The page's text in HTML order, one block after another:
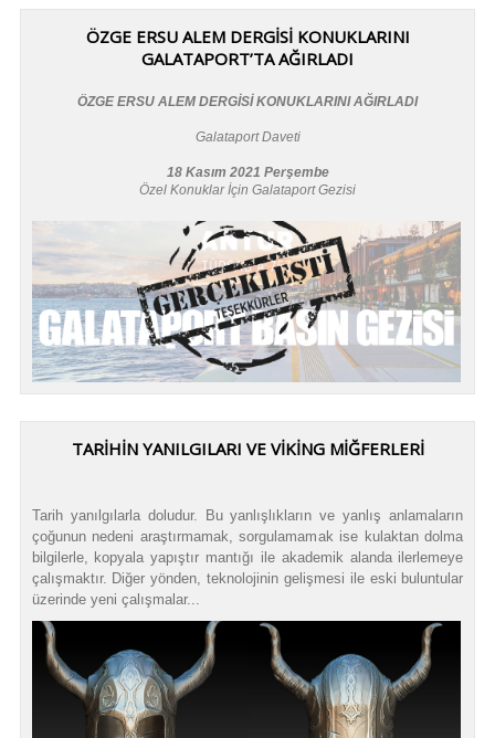
ÖZGE ERSU ALEM DERGİSİ KONUKLARINI
GALATAPORT’TA AĞIRLADI
ÖZGE ERSU ALEM DERGİSİ KONUKLARINI AĞIRLADI
Galataport Daveti
18 Kasım 2021 Perşembe
Özel Konuklar İçin Galataport Gezisi
TARİHİN YANILGILARI VE VİKİNG MİĞFERLERİ
Tarih yanılgılarla doludur. Bu yanlışlıkların ve yanlış anlamaların
çoğunun nedeni araştırmamak, sorgulamamak ise kulaktan dolma
bilgilerle, kopyala yapıştır mantığı ile akademik alanda ilerlemeye
çalışmaktır. Diğer yönden, teknolojinin gelişmesi ile eski buluntular
üzerinde yeni çalışmalar...